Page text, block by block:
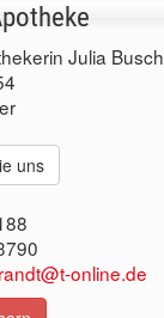
Julia Busch
uns
online.de